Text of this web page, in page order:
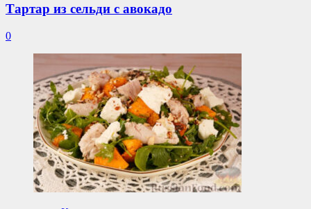
Тартар из сельди с авокадо
0